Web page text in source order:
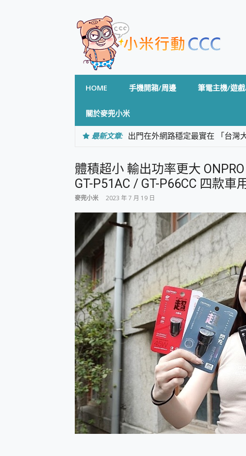
HOME 手機開箱/周邊 筆電主機/遊
關於麥兜小米
最新文章: 出門在外網路穩定最實在 「台灣
專為 PC上的 XBOX和掌機設計的
台灣製攝影機在這裡，100%全無
測
電力超超超持久 MSI 微星
超懂拍、耐用 AI 街拍機~ realme
防窺黑科技 Galaxy S26 Ultra系
AI 支付 一錶搞定大小事 Xiaomi
超驚艷 讓人一眼就愛上 LENOVO
美到讓人超想擁有 moto pad 60
好用的 EaseUS Partition Master
一鍵修復模糊影片、舊照的 AI 好
小朋友才做選擇 投影機 RGB藍
式生活新體驗
外型超吸晴~ 給您絕佳操控體驗
開箱~變身「蜘蛛人」椅子軍師！
iPhone 17 系列 有認證的防護來
DJI Osmo Pocket 3 爽爽帶回家
小巧好吸不擋鏡頭 有Qi2認證的
會走動的冷暖氣 SONY REON
寶可夢飛人外掛iToolab AnyGo
百倍變焦實測~ vivo X200 Pro 與
超好用的 PLAUD NotePin AI 智
COMPUTEX 2025 來囉！AGI亞
自帶線的 有線無線都能充
飛利浦 JS7310 ⚡【電急便｜行
是螢幕也是電視! 一機超多用途
體積超小 輸出功率更大
GT-P51AC / GT-P66CC 四款
麥兜小米 2023 年 7 月 19 日